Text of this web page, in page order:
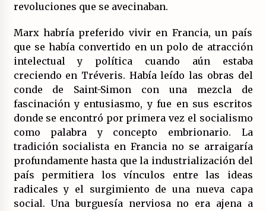
revoluciones que se avecinaban.
Marx habría preferido vivir en Francia, un país
que se había convertido en un polo de atracción
intelectual y política cuando aún estaba
creciendo en Tréveris. Había leído las obras del
conde de Saint-Simon con una mezcla de
fascinación y entusiasmo, y fue en sus escritos
donde se encontró por primera vez el socialismo
como palabra y concepto embrionario. La
tradición socialista en Francia no se arraigaría
profundamente hasta que la industrialización del
país permitiera los vínculos entre las ideas
radicales y el surgimiento de una nueva capa
social. Una burguesía nerviosa no era ajena a